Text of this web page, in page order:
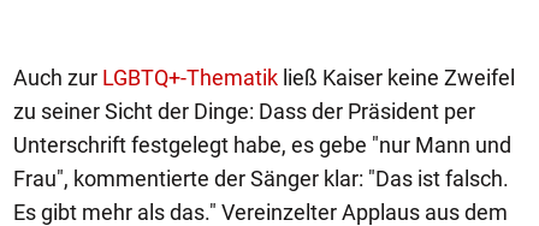
Auch zur LGBTQ+-Thematik ließ Kaiser keine Zweifel
zu seiner Sicht der Dinge: Dass der Präsident per
Unterschrift festgelegt habe, es gebe "nur Mann und
Frau", kommentierte der Sänger klar: "Das ist falsch.
Es gibt mehr als das." Vereinzelter Applaus aus dem